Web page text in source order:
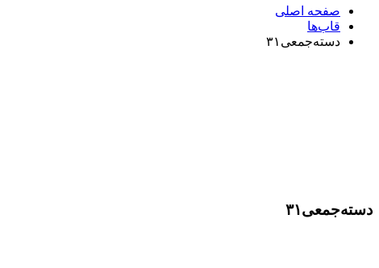
صفحه اصلی
قاب‌ها
دسته‌جمعی۳۱
دسته‌جمعی۳۱